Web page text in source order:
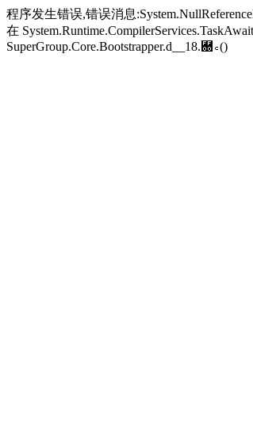
程序发生错误,错误消息
在
SuperGroup.Core.Bootstrapper.d__18.＀꜀()